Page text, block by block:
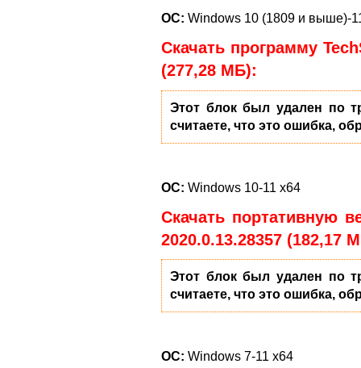
ОС: Windows 10 (1809 и выше)-
Скачать программу
(277,28 МБ):
Этот блок был удален по
считаете, что это ошибка,
ОС: Windows 10-11 x64
Скачать портативную
2020.0.13.28357 (182,17
Этот блок был удален по
считаете, что это ошибка,
ОС: Windows 7-11 x64